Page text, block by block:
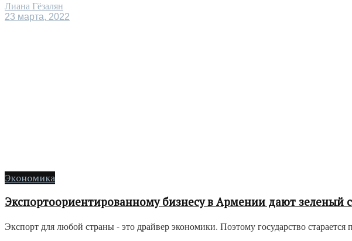
Лиана Гёзалян
23 марта, 2022
Экономика
Экспортоориентированному бизнесу в Армении дают зеленый
Экспорт для любой страны - это драйвер экономики. Поэтому государство